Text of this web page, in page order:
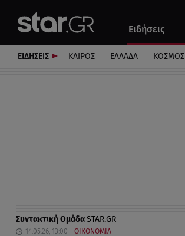
Ειδήσεις
Αυτοκίνητο
ΕΙΔΗΣΕΙΣ ΚΑΙΡΟΣ ΕΛΛΑΔΑ ΚΟΣΜΟΣ
Συντακτική ΟμάδαSTAR.GR
14.05.26, 13:00 ΟΙΚΟΝΟΜΙΑ